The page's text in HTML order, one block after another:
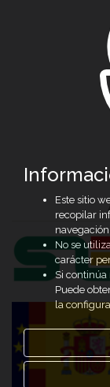
Este sitio
recopilar
No se
carácter
Si continúa
Puede
la